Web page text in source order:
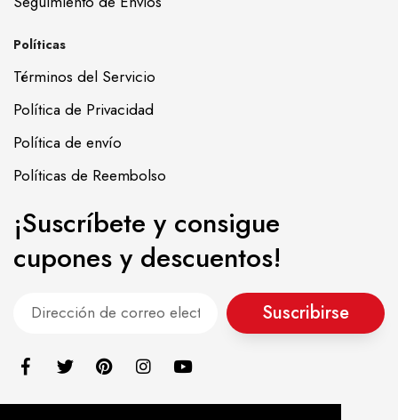
Políticas
Términos del Servicio
Política de Privacidad
Política de envío
Políticas de Reembolso
¡Suscríbete y consigue
cupones y descuentos!
Suscribirse